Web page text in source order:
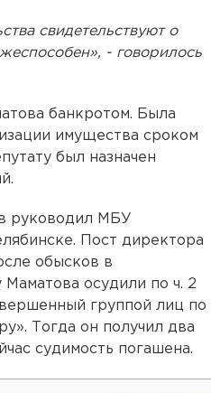
свидетельствуют о
- говорилось
банкротом. Была
имущества сроком
был назначен
руководил МБУ
Пост директора
обысков в
осудили по ч. 2
группой лиц по
Тогда он получил два
судимость погашена.